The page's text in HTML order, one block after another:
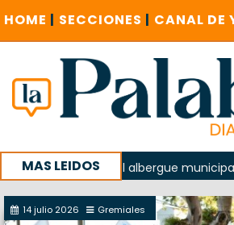
HOME | SECCIONES | CANAL DE
MAS LEIDOS
del albergue municipal de
con un encuentro provincial en Roca
14 julio 2026 Gremiales